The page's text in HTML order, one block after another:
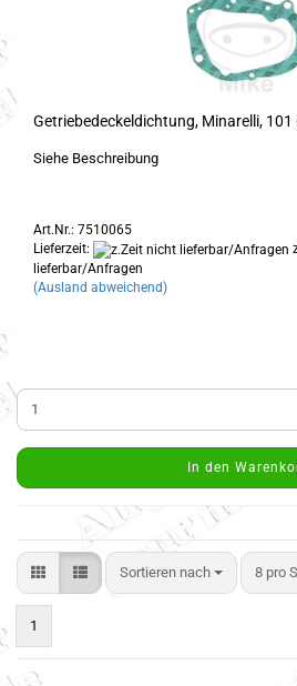
Getriebedeckeldichtung, Minarelli, 101
Siehe Beschreibung
Art.Nr.: 7510065
Lieferzeit:
lieferbar/Anfragen
(Ausland abweichend)
In den
Sortieren nach 8 pro
1